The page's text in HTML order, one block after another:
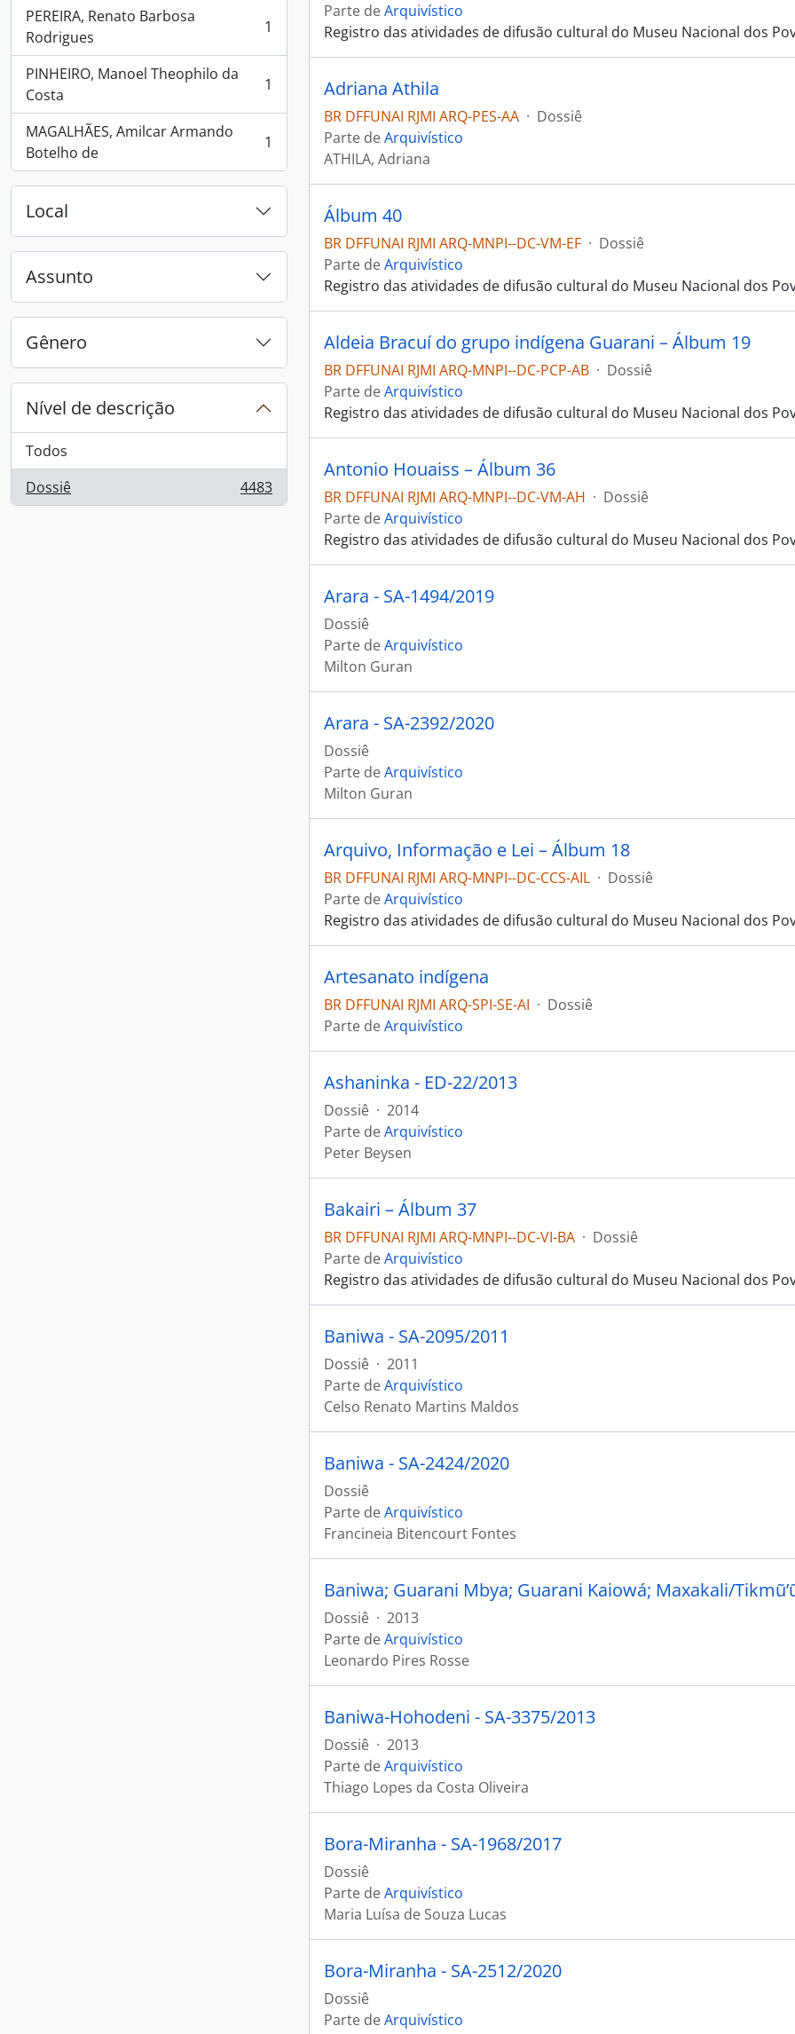
PEREIRA, Renato Barbosa
Rodrigues
, 1 resultados 1
PINHEIRO, Manoel Theophilo da
Costa
, 1 resultados 1
MAGALHÃES, Amilcar Armando
Botelho de
, 1 resultados 1
Local
Assunto
Gênero
Nível de descrição
Todos
Dossiê
, 4483 resultados 4483
Parte deArquivístico
Registro das atividades de difusão cultural do Museu Nacional dos
Adriana Athila
BR DFFUNAI RJMI ARQ-PES-AA · Dossiê
Parte deArquivístico
ATHILA, Adriana
Álbum 40
BR DFFUNAI RJMI ARQ-MNPI--DC-VM-EF · Dossiê
Parte deArquivístico
Registro das atividades de difusão cultural do Museu Nacional dos
Aldeia Bracuí do grupo indígena Guarani – Álbum 19
BR DFFUNAI RJMI ARQ-MNPI--DC-PCP-AB · Dossiê
Parte deArquivístico
Registro das atividades de difusão cultural do Museu Nacional dos
Antonio Houaiss – Álbum 36
BR DFFUNAI RJMI ARQ-MNPI--DC-VM-AH · Dossiê
Parte deArquivístico
Registro das atividades de difusão cultural do Museu Nacional dos
Arara - SA-1494/2019
Dossiê
Parte deArquivístico
Milton Guran
Arara - SA-2392/2020
Dossiê
Parte deArquivístico
Milton Guran
Arquivo, Informação e Lei – Álbum 18
BR DFFUNAI RJMI ARQ-MNPI--DC-CCS-AIL · Dossiê
Parte deArquivístico
Registro das atividades de difusão cultural do Museu Nacional dos
Artesanato indígena
BR DFFUNAI RJMI ARQ-SPI-SE-AI · Dossiê
Parte deArquivístico
Ashaninka - ED-22/2013
Dossiê · 2014
Parte deArquivístico
Peter Beysen
Bakairi – Álbum 37
BR DFFUNAI RJMI ARQ-MNPI--DC-VI-BA · Dossiê
Parte deArquivístico
Registro das atividades de difusão cultural do Museu Nacional dos
Baniwa - SA-2095/2011
Dossiê · 2011
Parte deArquivístico
Celso Renato Martins Maldos
Baniwa - SA-2424/2020
Dossiê
Parte deArquivístico
Francineia Bitencourt Fontes
Baniwa; Guarani Mbya; Guarani Kaiowá; Maxakali/
Dossiê · 2013
Parte deArquivístico
Leonardo Pires Rosse
Baniwa-Hohodeni - SA-3375/2013
Dossiê · 2013
Parte deArquivístico
Thiago Lopes da Costa Oliveira
Bora-Miranha - SA-1968/2017
Dossiê
Parte deArquivístico
Maria Luísa de Souza Lucas
Bora-Miranha - SA-2512/2020
Dossiê
Parte deArquivístico